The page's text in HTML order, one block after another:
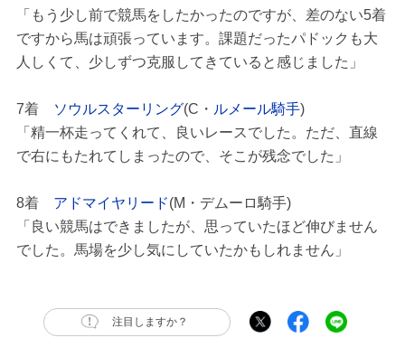
「もう少し前で競馬をしたかったのですが、差のない5着
ですから馬は頑張っています。課題だったパドックも大
人しくて、少しずつ克服してきていると感じました」
7着 ソウルスターリング(C・ ルメール騎手)
「精一杯走ってくれて、良いレースでした。ただ、直線
で右にもたれてしまったので、そこが残念でした」
8着 アドマイヤリード(M・デムーロ騎手)
「良い競馬はできましたが、思っていたほど伸びません
でした。馬場を少し気にしていたかもしれません」
注目しますか？